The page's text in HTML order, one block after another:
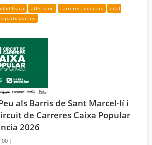
física atletisme carreres populars
edat
participatius
als Barris de Sant Marcel·lí i
de Carreres Caixa Popular
2026
|